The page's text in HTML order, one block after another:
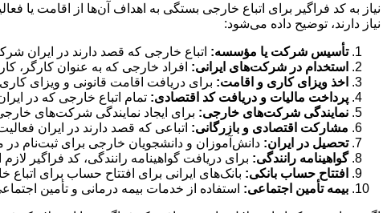
نیاز به کد فراگیر برای اتباع خارجی بستگی به اهداف آن‌ها از اقامت یا
نیاز دارند، توضیح داده می‌شود:
تأسیس شرکت یا مؤسسه: اتباع خارجی که قصد دارند در ایران
استخدام در شرکت‌های ایرانی: افراد خارجی که به عنوان کارگر،
اخذ ویزای کاری و اقامت: برای دریافت اقامت قانونی و ویزای
پرداخت مالیات و دریافت کد اقتصادی: تمام اتباع خارجی که در
نمایندگی شرکت‌های خارجی: برای ایجاد نمایندگی شرکت‌های
مشارکت اقتصادی و بازرگانی: اتباعی که قصد دارند در ایران
تحصیل در ایران: دانش‌آموزان و دانشجویان خارجی برای ثبت‌نام در
گواهینامه رانندگی: برای دریافت گواهینامه رانندگی، کد فراگیر
افتتاح حساب بانکی: بانک‌های ایرانی برای افتتاح حساب برای اتباع
بیمه تأمین اجتماعی: استفاده از خدمات بیمه درمانی و تأمین